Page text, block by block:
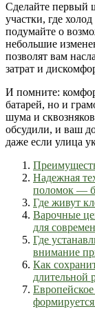
Сделайте первый
участки, где
подумайте о
небольшие
позволят вам
затрат и
И помните:
батарей, но и
шума и
обсудили, и ваш
даже если улица
Надежная
поломок —
Где живут
Варочные
для
Где
внимание
Как
длительной